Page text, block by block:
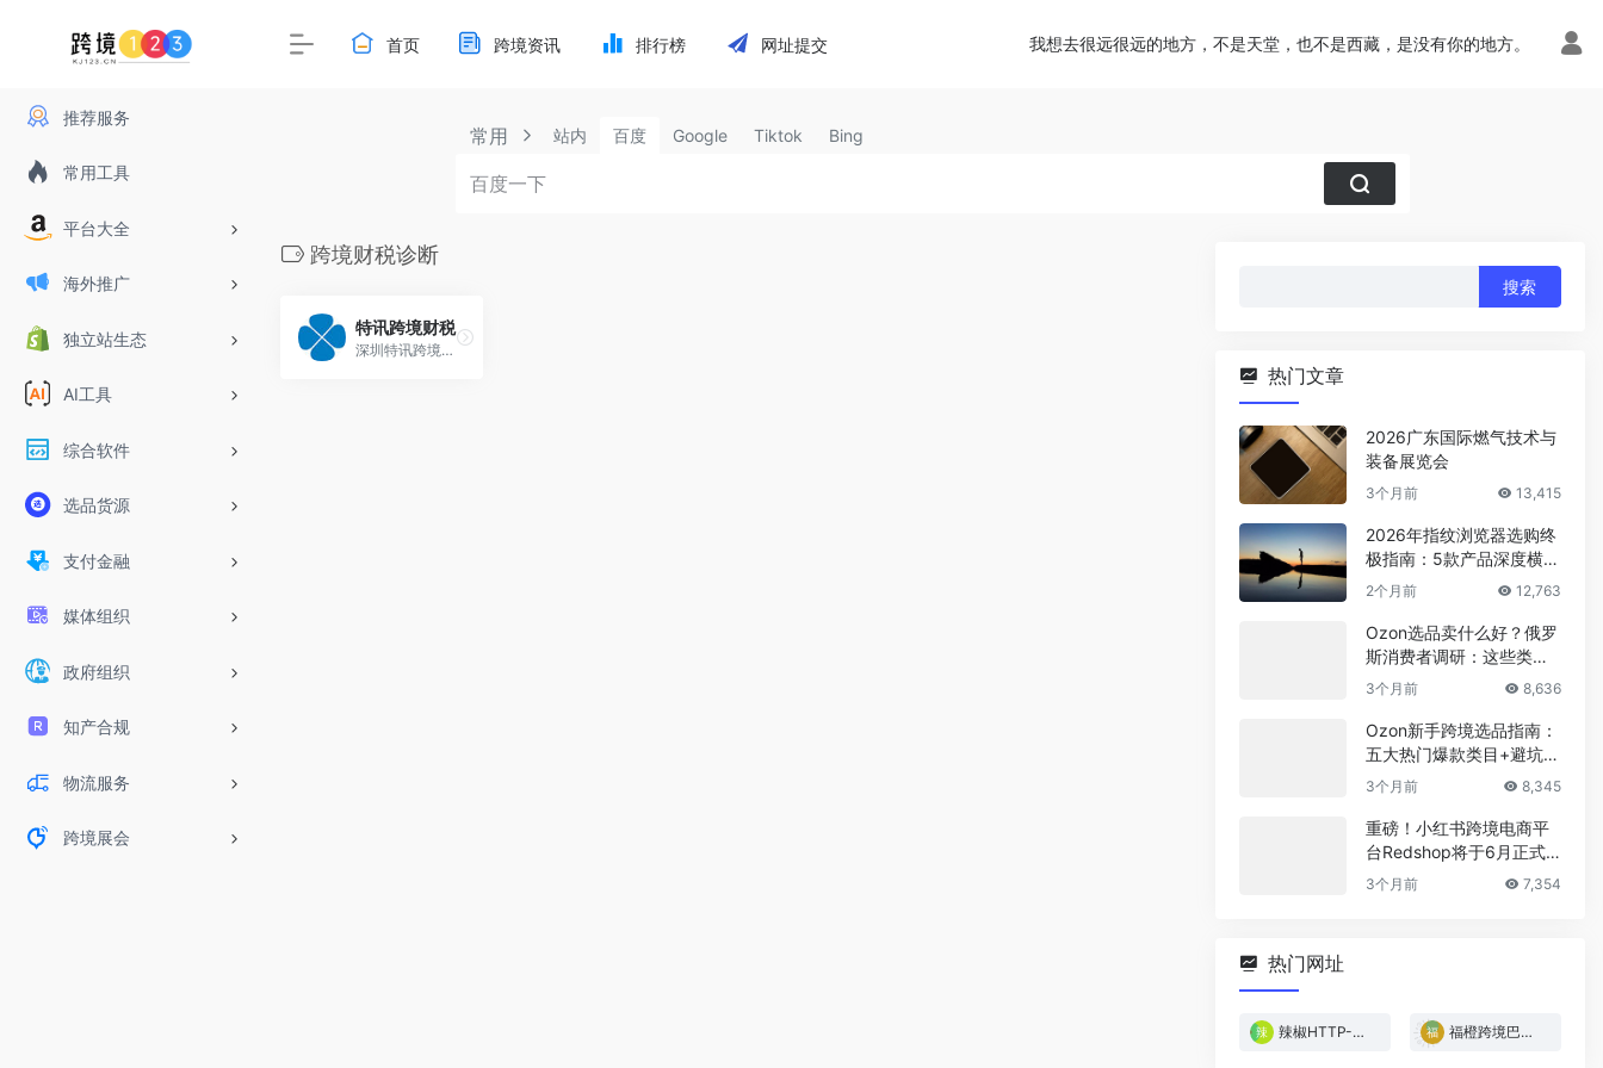
推荐服务
常用工具
平台大全
海外推广
独立站生态
AI工具
综合软件
选品货源
支付金融
媒体组织
政府组织
知产合规
物流服务
跨境展会
首页 跨境资讯 排行榜 网址提交 我想去很远很远的地方，不是天堂，也不是西藏，是没有你的地方。
常用 站内 百度 Google Tiktok Bing
跨境财税诊断
特讯跨境财税
深圳特讯跨境财税顾问致力为企业量身定制财税优化解决方案，为跨境企业提供香港公司、美国公司注册开户，税收筹划，财税合规和规划，财税培训，境外投资备案ODI,上市ipo辅导等一站式财税服务。
热门文章
2026广东国际燃气技术与
装备展览会
3个月前 13,415
2026年指纹浏览器选购终
极指南：5款产品深度横
评，帮你省下冤枉钱
2个月前 12,763
Ozon选品卖什么好？俄罗
斯消费者调研：这些类目
最稳！
3个月前 8,636
Ozon新手跨境选品指南：
五大热门爆款类目+避坑清
单
3个月前 8,345
重磅！小红书跨境电商平
台Redshop将于6月正式
上线！
3个月前 7,354
热门网址
辣椒HTTP-免费试用 福橙跨境巴西专线